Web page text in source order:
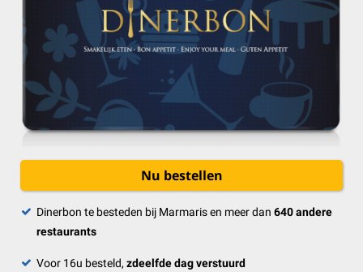
Nu bestellen
Dinerbon te besteden bij Marmaris en meer dan 640 andere
restaurants
Voor 16u besteld, zdeelfde dag verstuurd